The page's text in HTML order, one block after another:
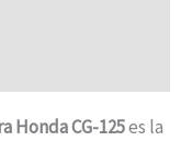
Honda CG-125es la